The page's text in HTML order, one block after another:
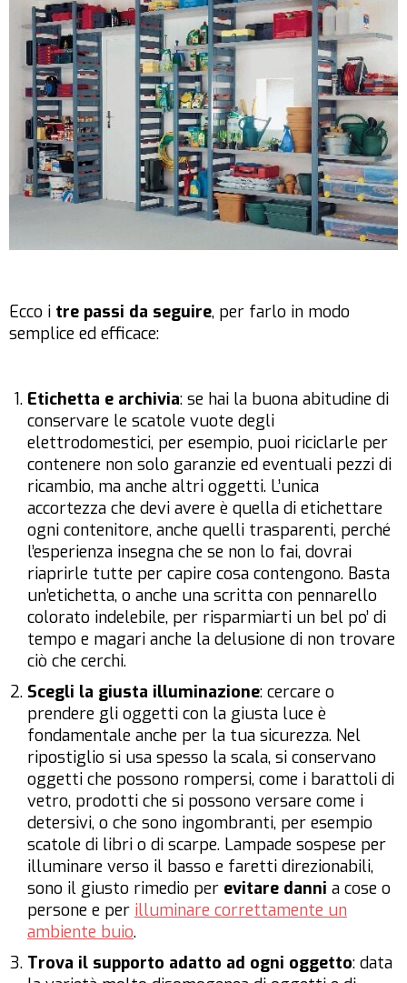
Ecco i tre passi da seguire, per farlo in modo
semplice ed efficace:
Etichetta e archivia: se hai la buona abitudine di
conservare le scatole vuote degli
elettrodomestici, per esempio, puoi riciclarle per
contenere non solo garanzie ed eventuali pezzi di
ricambio, ma anche altri oggetti. L’unica
accortezza che devi avere è quella di etichettare
ogni contenitore, anche quelli trasparenti, perché
l’esperienza insegna che se non lo fai, dovrai
riaprirle tutte per capire cosa contengono. Basta
un’etichetta, o anche una scritta con pennarello
colorato indelebile, per risparmiarti un bel po’ di
tempo e magari anche la delusione di non trovare
ciò che cerchi.
Scegli la giusta illuminazione: cercare o
prendere gli oggetti con la giusta luce è
fondamentale anche per la tua sicurezza. Nel
ripostiglio si usa spesso la scala, si conservano
oggetti che possono rompersi, come i barattoli di
vetro, prodotti che si possono versare come i
detersivi, o che sono ingombranti, per esempio
scatole di libri o di scarpe. Lampade sospese per
illuminare verso il basso e faretti direzionabili,
sono il giusto rimedio per evitare danni a cose o
persone e per illuminare correttamente un
ambiente buio.
Trova il supporto adatto ad ogni oggetto: data